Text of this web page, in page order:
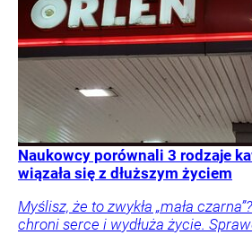
Naukowcy porównali 3 rodzaje
wiązała się z dłuższym życiem
Myślisz, że to zwykła „mała
chroni serce i wydłuża życie.